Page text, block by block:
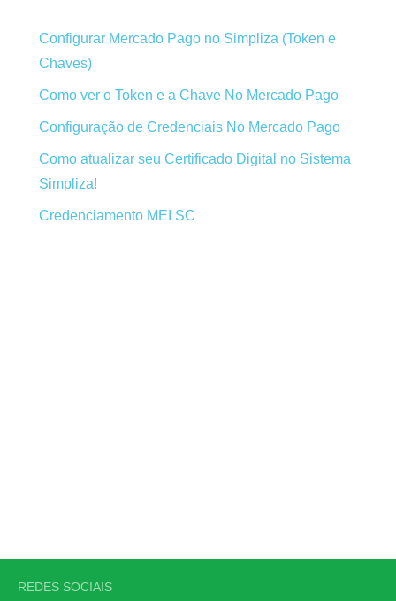
Configurar Mercado Pago no Simpliza (Token e
Chaves)
Como ver o Token e a Chave No Mercado Pago
Configuração de Credenciais No Mercado Pago
Como atualizar seu Certificado Digital no Sistema
Simpliza!
Credenciamento MEI SC
REDES SOCIAIS